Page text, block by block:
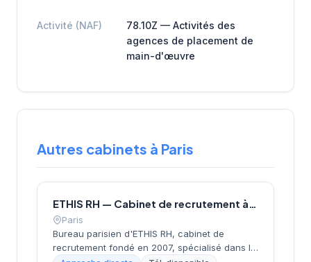
Activité (NAF)
78.10Z — Activités des
agences de placement de
main-d'œuvre
Autres cabinets à Paris
ETHIS RH — Cabinet de recrutement à Paris
Paris
Bureau parisien d'ETHIS RH, cabinet de
recrutement fondé en 2007, spécialisé dans le